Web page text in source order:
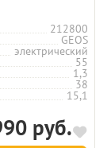
212800
GEOS
электрический
55
1,3
38
15,1
руб.